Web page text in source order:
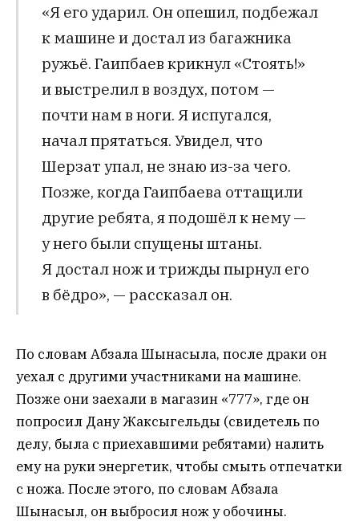
«Я его ударил. Он опешил, подбежал
к машине и достал из багажника
ружьё. Гаипбаев крикнул «Стоять!»
и выстрелил в воздух, потом —
почти нам в ноги. Я испугался,
начал прятаться. Увидел, что
Шерзат упал, не знаю из-за чего.
Позже, когда Гаипбаева оттащили
другие ребята, я подошёл к нему —
у него были спущены штаны.
Я достал нож и трижды пырнул его
в бёдро», — рассказал он.
По словам Абзала Шынасыла, после драки он
уехал с другими участниками на машине.
Позже они заехали в магазин «777», где он
попросил Дану Жаксыгельды (свидетель по
делу, была с приехавшими ребятами) налить
ему на руки энергетик, чтобы смыть отпечатки
с ножа. После этого, по словам Абзала
Шынасыл, он выбросил нож у обочины.